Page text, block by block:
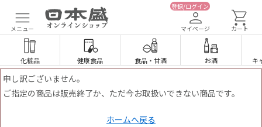
メニュー
登録/ログイン
マイページ カート
化粧品 健康食品 食品・ 甘酒 お酒 キ
申し訳ございません。
ご指定の商品は販売終了か、ただ今お取扱いできない商品です。
ホームへ戻る